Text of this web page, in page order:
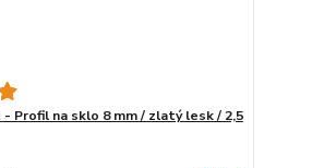
- Profil na sklo 8 mm / zlatý lesk / 2,5